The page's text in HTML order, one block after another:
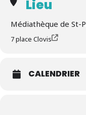
Lieu
Médiathèque de St-
7 place Clovis
CALENDRIER